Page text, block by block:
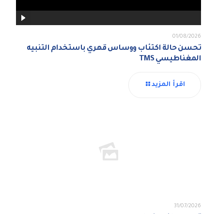
01/08/2026
تحسن حالة اكتئاب ووساس قهري باستخدام التنبيه
المغناطيسي TMS
اقرأ المزيد
31/07/2026